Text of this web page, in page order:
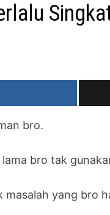
bro.
bro tak
yang bro